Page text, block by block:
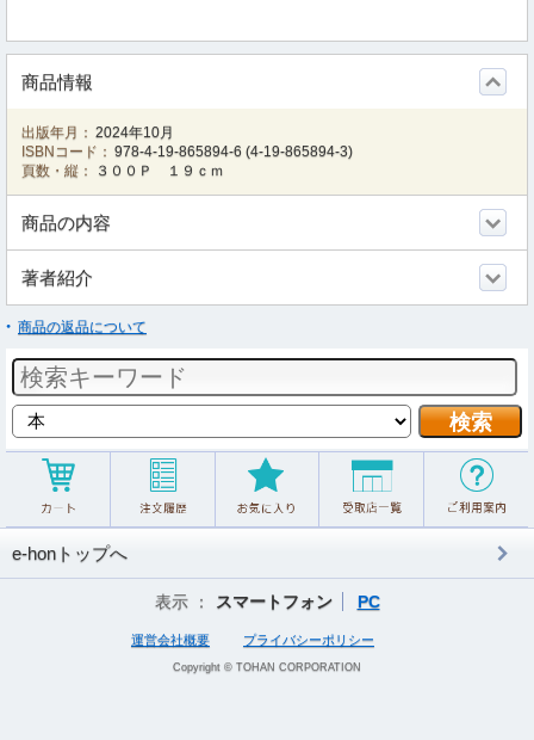
商品情報
出版年月： 2024年10月
ISBNコード： 978-4-19-865894-6 (4-19-865894-3)
頁数・縦：
３００Ｐ １９ｃｍ
商品の内容
著者紹介
商品の返品について
e-honトップへ
表示 ： スマートフォン PC
運営会社概要 プライバシーポリシー
Copyright © TOHAN CORPORATION